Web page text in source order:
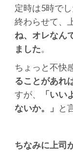
定時は5時で
終わらせて、
ね、オレなん
ました。
ちょっと不快
ることがあれ
すが、
「い
ないか。」 と
ちなみに上司